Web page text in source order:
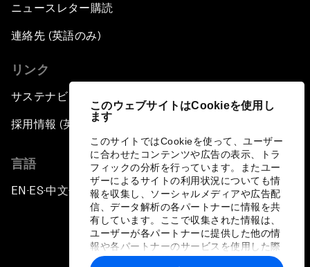
このウェブサイトはCookieを使用し
ます
このサイトではCookieを使って、ユーザー
に合わせたコンテンツや広告の表示、トラ
フィックの分析を行っています。またユー
ザーによるサイトの利用状況についても情
報を収集し、ソーシャルメディアや広告配
信、データ解析の各パートナーに情報を共
有しています。ここで収集された情報は、
ユーザーが各パートナーに提供した他の情
報や各パートナーのサービスを使用した際
に収集された情報と組み合わされ、各パー
ニュースレター購読
連絡先 (英語のみ)
リンク
サステナビリティへの取り組み
採用情報 (英語のみ)
言語
EN ▪ES▪中文▪ 日本語